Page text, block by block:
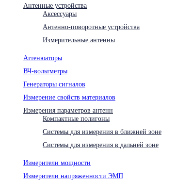
Антенные устройства
Аксессуары
Антенно-поворотные устройства
Измерительные антенны
Аттенюаторы
ВЧ-вольтметры
Генераторы сигналов
Измерение свойств материалов
Измерения параметров антенн
Компактные полигоны
Системы для измерения в ближней зоне
Системы для измерения в дальней зоне
Измерители мощности
Измерители напряженности ЭМП